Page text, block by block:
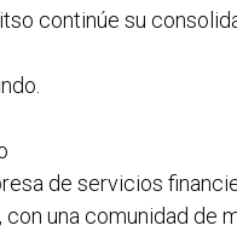
continúe su
de servicios
con una comunidad de